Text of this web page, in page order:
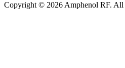
Copyright © 2026 Amphenol RF. All